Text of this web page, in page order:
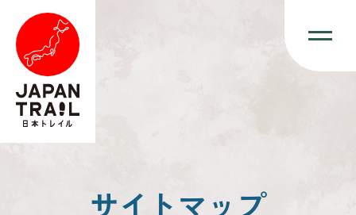
サイトマップ